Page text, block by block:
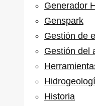
Generador
Genspark
Gestión de
Gestión del
Historia